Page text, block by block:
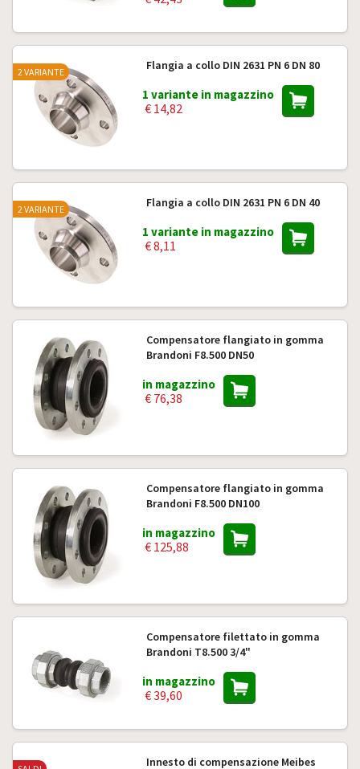
Flangia a collo DIN 2631 PN 6 DN 80
1 variante in magazzino
€ 14,82
2 VARIANTE
Flangia a collo DIN 2631 PN 6 DN 40
1 variante in magazzino
€ 8,11
2 VARIANTE
Compensatore flangiato in gomma
Brandoni F8.500 DN50
in magazzino
€ 76,38
Compensatore flangiato in gomma
Brandoni F8.500 DN100
in magazzino
€ 125,88
Compensatore filettato in gomma
Brandoni T8.500 3/4"
in magazzino
€ 39,60
Innesto di compensazione Meibes